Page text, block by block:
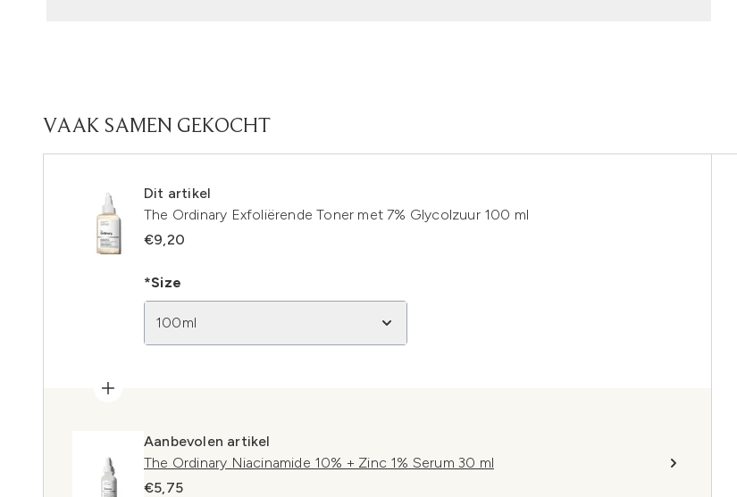
VAAK SAMEN GEKOCHT
Dit artikel
The Ordinary Exfoliërende Toner met 7% Glycolzuur 100 ml
€9,20
*Size
100ml
Aanbevolen artikel
The Ordinary Niacinamide 10% + Zinc 1% Serum 30 ml
€5,75